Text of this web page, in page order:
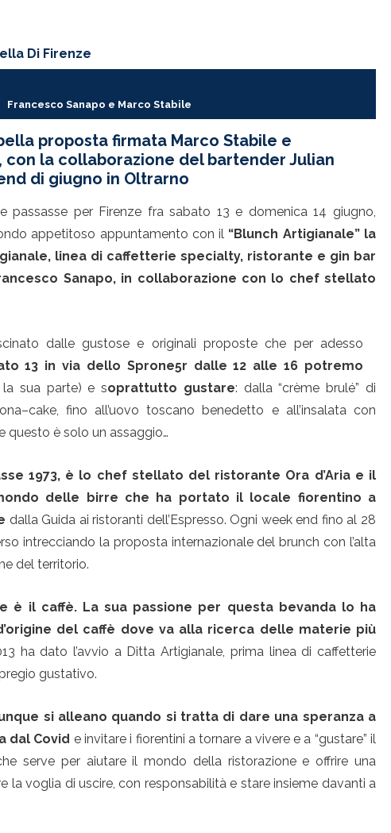
Di Firenze
Francesco Sanapo e Marco Stabile
proposta firmata Marco Stabile e
con la collaborazione del bartender Julian
di giugno in Oltrarno
passasse per Firenze fra sabato 13 e domenica 14 giugno,
appetitoso appuntamento con il “Blunch Artigianale” la
linea di caffetterie specialty, ristorante e gin bar
Sanapo, in collaborazione con lo chef stellato
dalle gustose e originali proposte che per adesso
13 in via dello Sprone5r dalle 12 alle 16 potremo
la sua parte) e soprattutto gustare: dalla “crème brulé” di
fino all’uovo toscano benedetto e all’insalata con
questo è solo un assaggio…
1973, è lo chef stellato del ristorante Ora d’Aria e il
delle birre che ha portato il locale fiorentino a
dalla Guida ai ristoranti dell’Espresso. Ogni week end fino al 28
intrecciando la proposta internazionale del brunch con l’alta
del territorio.
è il caffè. La sua passione per questa bevanda lo ha
del caffè dove va alla ricerca delle materie più
ha dato l’avvio a Ditta Artigianale, prima linea di caffetterie
gustativo.
si alleano quando si tratta di dare una speranza a
dal Covid e invitare i fiorentini a tornare a vivere e a “gustare” il
serve per aiutare il mondo della ristorazione e offrire una
la voglia di uscire, con responsabilità e stare insieme davanti a